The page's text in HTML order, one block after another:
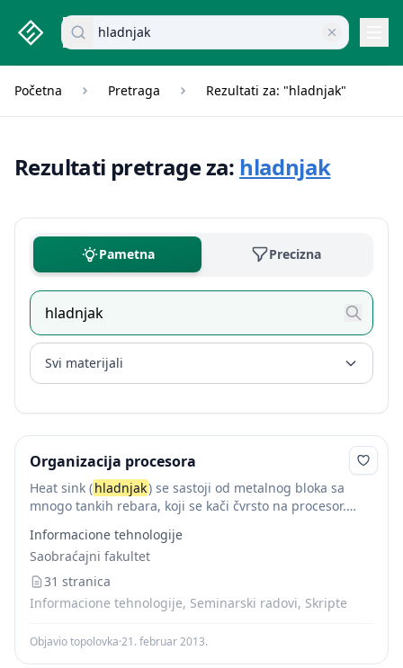
studenti.rs home page
Pretraži dokumente
Početna Pretraga Rezultati za: "hladnjak"
Rezultati pretrage za: hladnjak
Pametna Precizna
Svi materijali
Organizacija procesora
Heat sink (hladnjak) se sastoji od metalnog bloka sa
mnogo tankih rebara, koji se kači čvrsto na procesor.
površina na kojoj se...
Informacione tehnologije
Saobraćajni fakultet
31 stranica
Informacione tehnologije, Seminarski radovi, Skripte
Objavio topolovka·21. februar 2013.